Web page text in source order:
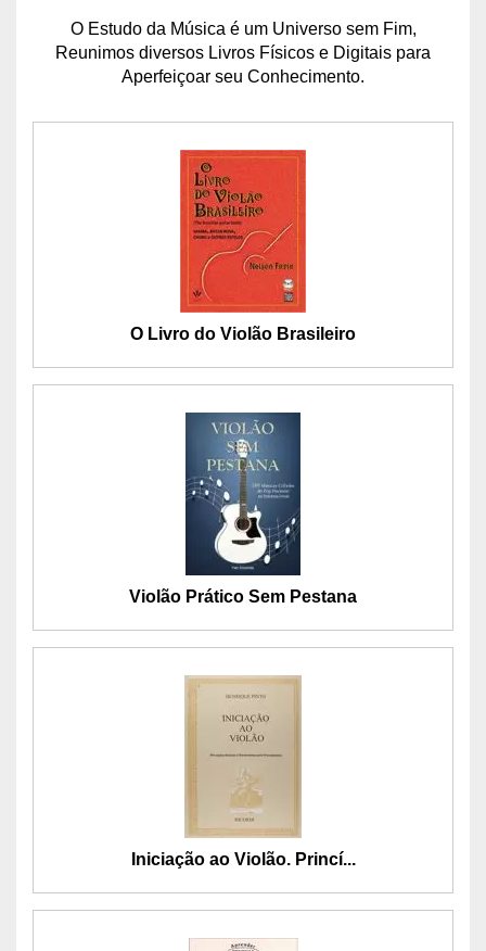
O Estudo da Música é um Universo sem Fim,
Reunimos diversos Livros Físicos e Digitais para
Aperfeiçoar seu Conhecimento.
O Livro do Violão Brasileiro
Violão Prático Sem Pestana
Iniciação ao Violão. Princí...